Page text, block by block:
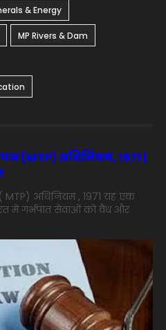
& Energy
MP Rivers & Dam
(MTP) अधिनियम, 1971 |
अधिनियम , 1971 यह एक
में गर्भपात सेवाओं को वैध और